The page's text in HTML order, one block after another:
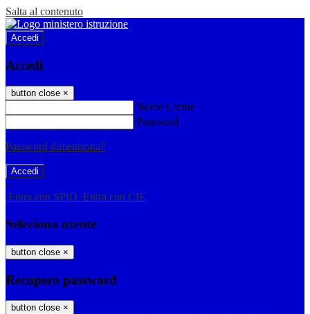
Salta al contenuto
Accedi
Accedi
button close ×
Nome Utente
Password
Password dimenticata?
-
Entra con SPID Entra con CIE
Seleziona utente
button close ×
Recupero password
button close ×